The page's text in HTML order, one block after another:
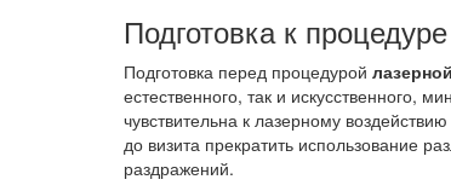
Подготовка к процедуре
Подготовка перед процедурой
естественного, так и искусственного,
чувствительна к лазерному
до визита прекратить использование
раздражений.